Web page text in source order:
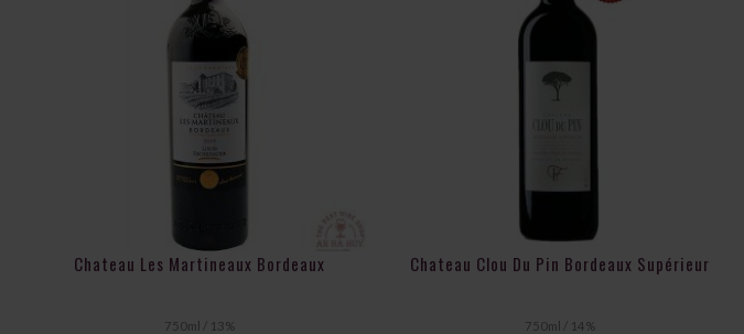
Xuất xứ: Languedoc-Roussillon, Pháp.
Giống nho: Chardonnay.
Chateau Les Martineaux Bordeaux
750ml / 13%
Chateau Clou Du Pin Bordeaux Supérieur
750ml / 14%